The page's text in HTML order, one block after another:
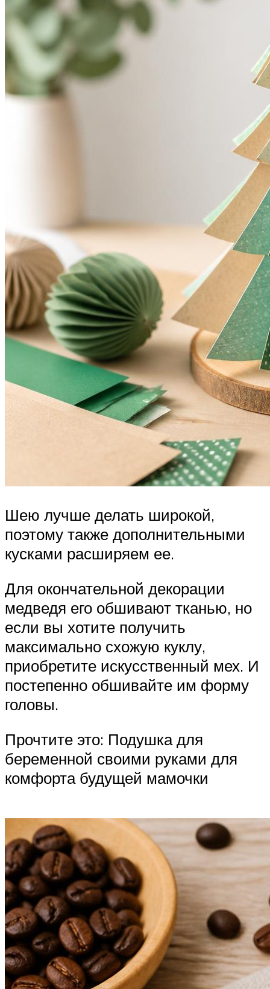
Шею лучше делать широкой,
поэтому также дополнительными
кусками расширяем ее.
Для окончательной декорации
медведя его обшивают тканью, но
если вы хотите получить
максимально схожую куклу,
приобретите искусственный мех. И
постепенно обшивайте им форму
головы.
Прочтите это: Подушка для
беременной своими руками для
комфорта будущей мамочки